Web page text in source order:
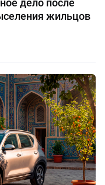
дело после
жильцов